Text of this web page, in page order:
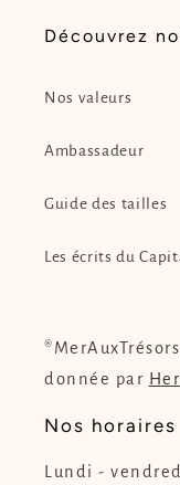
Découvrez
Nos valeurs
Ambassadeur
Guide des tailles
Les écrits du
donnée par
Nos horaires
Lundi -